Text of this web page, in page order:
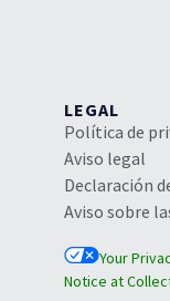
LEGAL
Política de
Aviso legal
Declaración
Aviso sobre
Your
Notice at